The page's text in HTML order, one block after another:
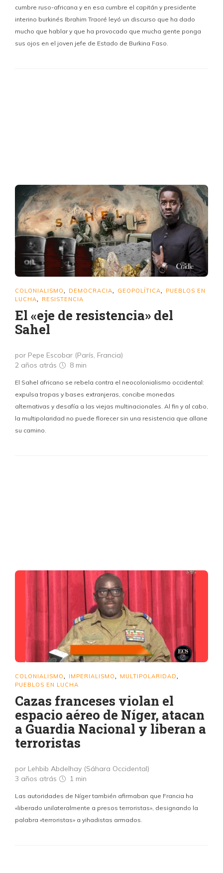
cumbre ruso-africana y en esa cumbre el capitán y presidente
interino burkinés Ibrahim Traoré leyó un discurso que ha dado
mucho que hablar y que ha provocado que mucha gente ponga
sus ojos en el joven jefe de Estado de Burkina Faso.
COLONIALISMO DEMOCRACIA GEOPOLÍTICA
PUEBLOS EN
LUCHA
RESISTENCIA
El «eje de resistencia» del
Sahel
por Pepe Escobar (París, Francia)
2 años atrás
8 min
El Sahel africano se rebela contra el neocolonialismo occidental:
expulsa tropas y bases extranjeras, concibe monedas
alternativas y desafía a las viejas multinacionales. Al fin y al cabo,
la multipolaridad no puede florecer sin una resistencia que allane
su camino.
COLONIALISMO IMPERIALISMO MULTIPOLARIDAD
PUEBLOS EN LUCHA
Cazas franceses violan el
espacio aéreo de Níger, atacan
a Guardia Nacional y liberan a
terroristas
por Lehbib Abdelhay (Sáhara Occidental)
3 años atrás
1 min
Las autoridades de Níger también afirmaban que Francia ha
«liberado unilateralmente a presos terroristas», designando la
palabra «terroristas» a yihadistas armados.